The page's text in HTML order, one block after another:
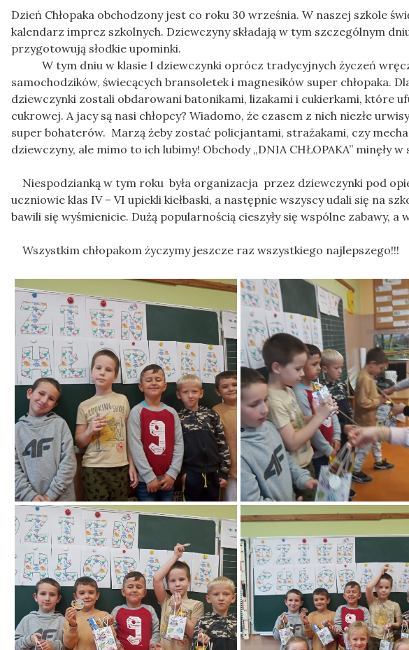
Dzień Chłopaka obchodzony jest co roku 30 września. W naszej szkole
kalendarz imprez szkolnych. Dziewczyny składają w tym szczególnym
przygotowują słodkie upominki.
W tym dniu w klasie I dziewczynki oprócz tradycyjnych życzeń
samochodzików, świecących bransoletek i magnesików super chłopaka.
dziewczynki zostali obdarowani batonikami, lizakami i cukierkami, które
cukrowej. A jacy są nasi chłopcy? Wiadomo, że czasem z nich niezłe
super bohaterów. Marzą żeby zostać policjantami, strażakami, czy
dziewczyny, ale mimo to ich lubimy! Obchody „DNIA CHŁOPAKA” minęły
Niespodzianką w tym roku była organizacja przez dziewczynki pod
uczniowie klas IV – VI upiekli kiełbaski, a następnie wszyscy udali się na
bawili się wyśmienicie. Dużą popularnością cieszyły się wspólne zabawy,
Wszystkim chłopakom życzymy jeszcze raz wszystkiego najlepszego!!!